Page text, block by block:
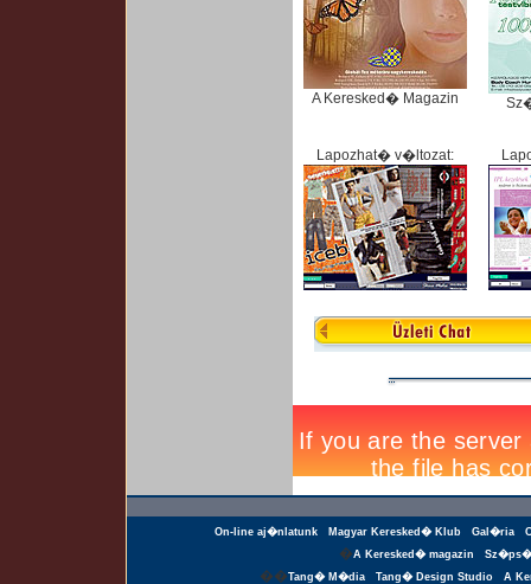
A Keresked� Magazin
Lapozhat� v�ltozat:
On-line aj�nlatunk Magyar Keresked� Klub Gal�ria
�A Keresked� magazin
��Tang� M�dia Tang� Design Studio A